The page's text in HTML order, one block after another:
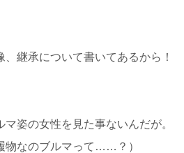
継承について書いてあるから！
マ姿の女性を見た事ないんだが。
物なのブルマって……？）